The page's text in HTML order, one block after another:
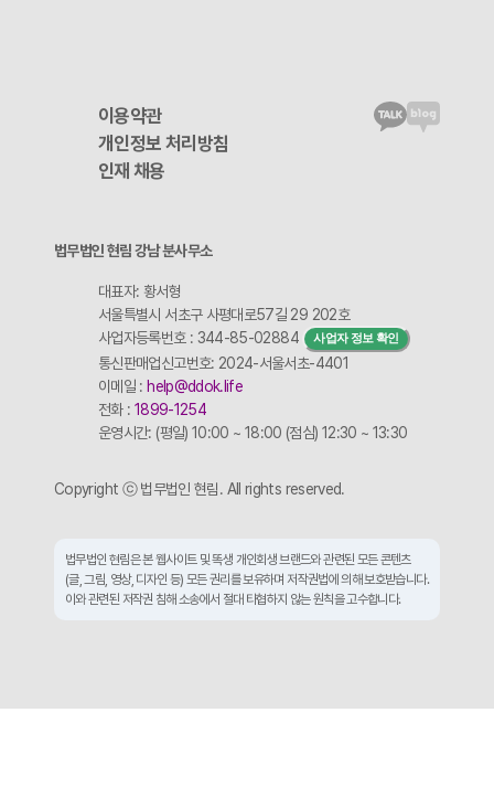
이용약관
개인정보 처리방침
인재 채용
법무법인 현림 강남 분사무소
대표자: 황서형
서울특별시 서초구 사평대로57길 29 202호
사업자등록번호 : 344-85-02884
사업자 정보 확인
통신판매업신고번호: 2024-서울서초-4401
이메일 : help@ddok.life
전화 : 1899-1254
운영시간: (평일) 10:00 ~ 18:00 (점심) 12:30 ~ 13:30
Copyright ⓒ 법무법인 현림. All rights reserved.
법무법인 현림은 본 웹사이트 및 똑생 개인회생 브랜드와 관련된 모든 콘텐츠
(글, 그림, 영상, 디자인 등) 모든 권리를 보유하며 저작권법에 의해 보호받습니다.
이와 관련된 저작권 침해 소송에서 절대 타협하지 않는 원칙을 고수합니다.